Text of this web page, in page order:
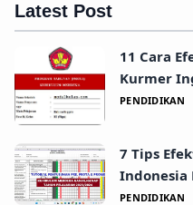
Latest Post
11 Cara
Kurmer
PENDIDIKAN
7 Tips
Indonesia
PENDIDIKAN